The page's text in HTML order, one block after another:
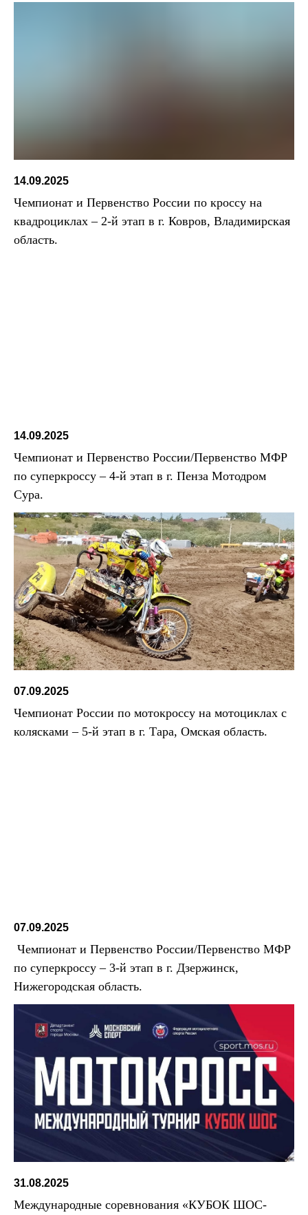
14.09.2025
Чемпионат и Первенство России по кроссу на
квадроциклах – 2-й этап в г. Ковров, Владимирская
область.
14.09.2025
Чемпионат и Первенство России/Первенство МФР
по суперкроссу – 4-й этап в г. Пенза Мотодром
Сура.
07.09.2025
Чемпионат России по мотокроссу на мотоциклах с
колясками – 5-й этап в г. Тара, Омская область.
07.09.2025
Чемпионат и Первенство России/Первенство МФР
по суперкроссу – 3-й этап в г. Дзержинск,
Нижегородская область.
31.08.2025
Международные соревнования «КУБОК ШОС-